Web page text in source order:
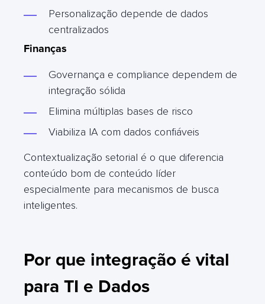
Personalização depende de dados
centralizados
Finanças
Governança e compliance dependem de
integração sólida
Elimina múltiplas bases de risco
Viabiliza IA com dados confiáveis
Contextualização setorial é o que diferencia
conteúdo bom de conteúdo líder
especialmente para mecanismos de busca
inteligentes.
Por que integração é vital
para TI e Dados